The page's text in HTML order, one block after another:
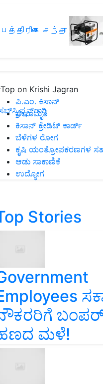
பத்திரிகை சந்தா
on Krishi Jagran
ಪಿ.ಎಂ. ಕಿಸಾನ್
ಜೀವಾಮೃತ
ಕಿಸಾನ್ ಕ್ರೇಡಿಟ್ ಕಾರ್ಡ್
ಬೆಳೆಗಳ ರೋಗ
ಕೃಷಿ ಯಂತ್ರೋಪಕರಣಗಳ
ಆಡು ಸಾಕಾಣಿಕೆ
ಉದ್ಯೋಗ
Stories
ಬಂಪರ್‌
ಮಳೆ!